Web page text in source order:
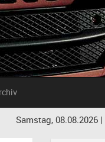
Samstag, 08.08.2026 |